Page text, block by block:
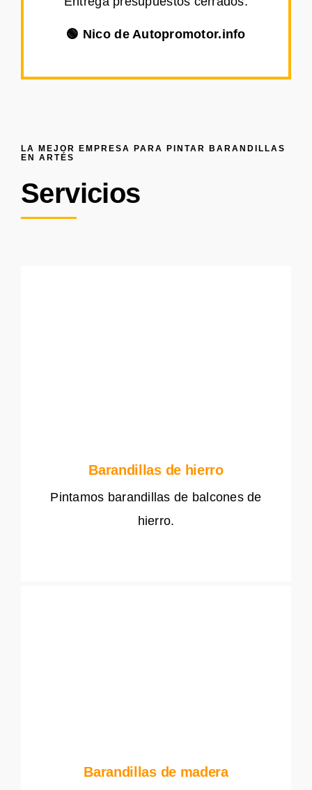
🟢 Nico de Autopromotor.info
LA MEJOR EMPRESA PARA PINTAR BARANDILLAS
EN ARTÉS
Servicios
Barandillas de hierro
Pintamos barandillas de balcones de
hierro.
Barandillas de madera